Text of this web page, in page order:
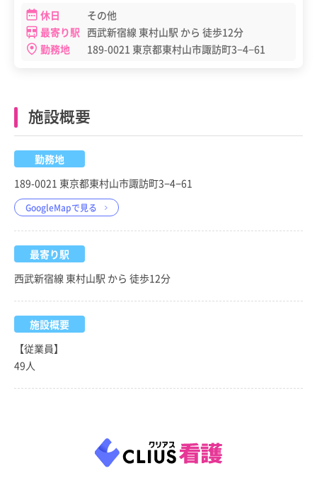
休日
その他
最寄り駅 西武新宿線 東村山駅 から 徒歩12分
勤務地
189-0021 東京都東村山市諏訪町3−4−61
施設概要
勤務地
189-0021 東京都東村山市諏訪町3−4−61
GoogleMapで見る
最寄り駅
西武新宿線 東村山駅 から 徒歩12分
施設概要
【従業員】
49人